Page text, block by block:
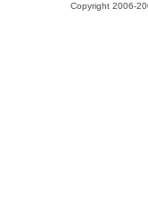
Copyright 2006-